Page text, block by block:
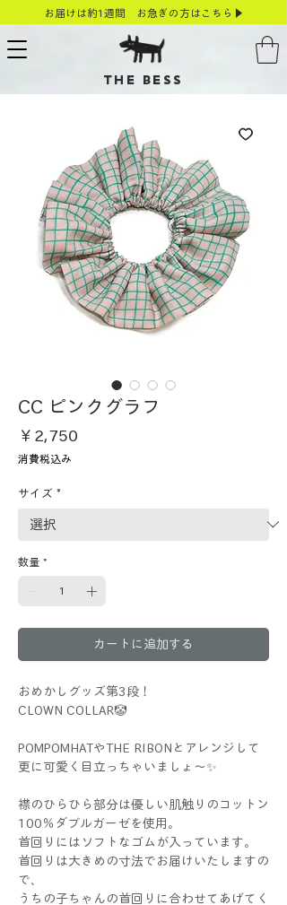
お届けは約1週間 お急ぎの方はこちら▶
THE BESS
CC ピンクグラフ
￥2,750
消費税込み
サイズ *
数量 *
カートに追加する
おめかしグッズ第3段！
CLOWN COLLAR🤡
POMPOMHATやTHE RIBONとアレンジして
更に可愛く目立っちゃいましょ～✨
襟のひらひら部分は優しい肌触りのコットン
100％ダブルガーゼを使用。
首回りにはソフトなゴムが入っています。
首回りは大きめの寸法でお届けいたしますの
で、
うちの子ちゃんの首回りに合わせてあげてく